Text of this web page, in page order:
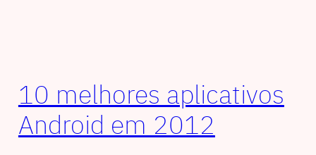
10 melhores aplicativos
Android em 2012